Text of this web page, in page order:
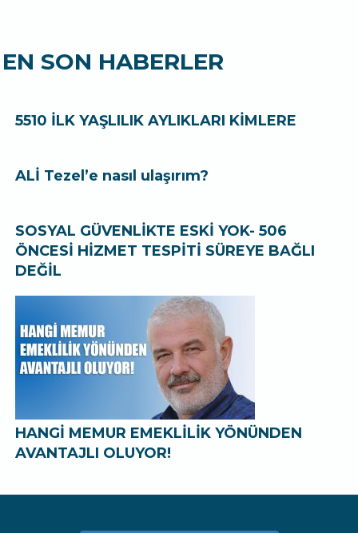
EN SON HABERLER
5510 İLK YAŞLILIK AYLIKLARI KİMLERE
ALİ Tezel’e nasıl ulaşırım?
SOSYAL GÜVENLİKTE ESKİ YOK- 506
ÖNCESİ HİZMET TESPİTİ SÜREYE BAĞLI
DEĞİL
HANGİ MEMUR EMEKLİLİK YÖNÜNDEN
AVANTAJLI OLUYOR!